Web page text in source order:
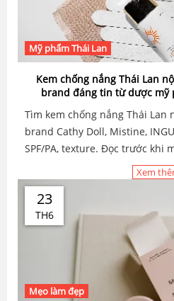
Mỹ phẩm Thái Lan
Kem chống nắng Thái Lan
brand đáng tin từ dược mỹ
Tìm kem chống nắng Thái Lan
brand Cathy Doll, Mistine,
SPF/PA, texture. Đọc trước khi
Xem
23
TH6
Mẹo làm đẹp